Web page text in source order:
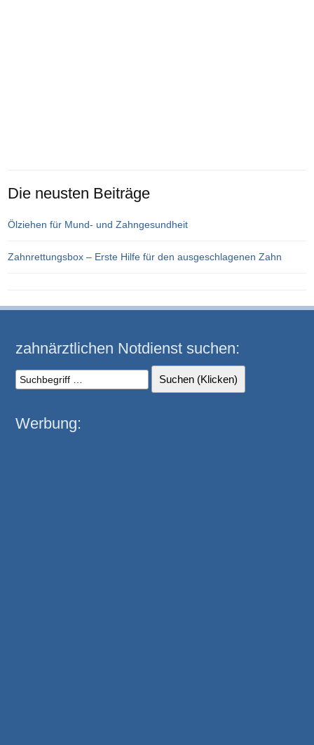
Die neusten Beiträge
Ölziehen für Mund- und Zahngesundheit
Zahnrettungsbox – Erste Hilfe für den ausgeschlagenen Zahn
zahnärztlichen Notdienst suchen:
Werbung: